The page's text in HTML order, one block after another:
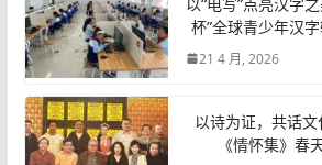
杯”全球青少年汉
21 4 月, 2026
以诗为证，共话
《情怀集》春